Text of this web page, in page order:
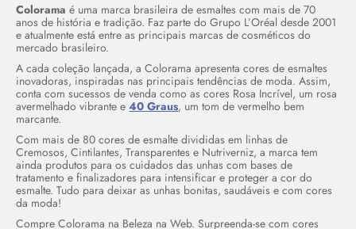
Colorama é uma marca brasileira de esmaltes com mais de 70
anos de história e tradição. Faz parte do Grupo L’Oréal desde 2001
e atualmente está entre as principais marcas de cosméticos do
mercado brasileiro.
A cada coleção lançada, a Colorama apresenta cores de esmaltes
inovadoras, inspiradas nas principais tendências de moda. Assim,
conta com sucessos de venda como as cores Rosa Incrível, um rosa
avermelhado vibrante e40 Graus, um tom de vermelho bem
marcante.
Com mais de 80 cores de esmalte divididas em linhas de
Cremosos, Cintilantes, Transparentes e Nutriverniz, a marca tem
ainda produtos para os cuidados das unhas com bases de
tratamento e finalizadores para intensificar e proteger a cor do
esmalte. Tudo para deixar as unhas bonitas, saudáveis e com cores
da moda!
Compre Colorama na Beleza na Web. Surpreenda-se com cores